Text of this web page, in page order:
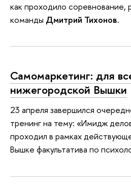
как проходило соревнование,
команды Дмитрий Тихонов.
Самомаркетинг: для
нижегородской Вышки
23 апреля завершился
тренинг на тему: «Имидж
проходил в рамках
Вышке факультатива по